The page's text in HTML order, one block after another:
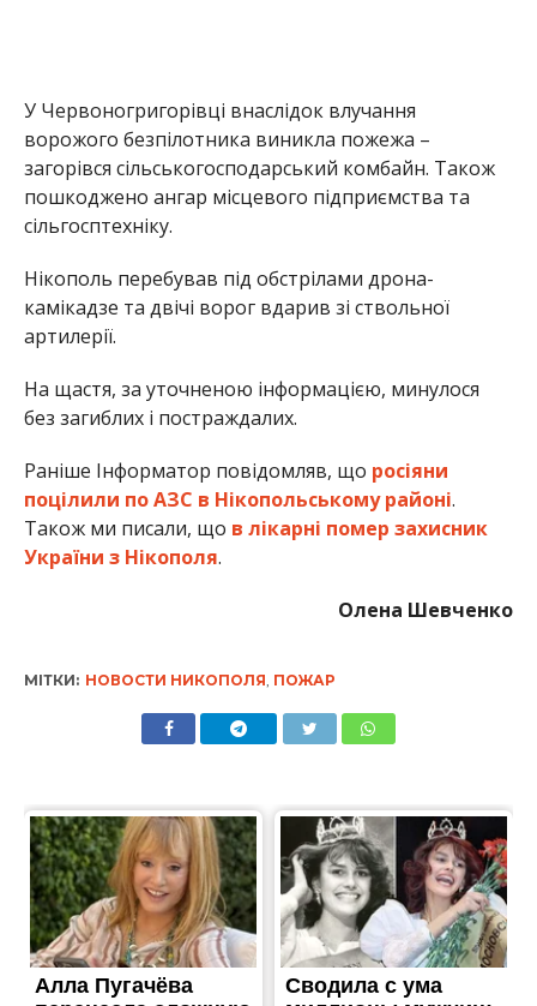
У Червоногригорівці внаслідок влучання
ворожого безпілотника виникла пожежа –
загорівся сільськогосподарський комбайн. Також
пошкоджено ангар місцевого підприємства та
сільгосптехніку.
Нікополь перебував під обстрілами дрона-
камікадзе та двічі ворог вдарив зі ствольної
артилерії.
На щастя, за уточненою інформацією, минулося
без загиблих і постраждалих.
Раніше Інформатор повідомляв, що росіяни
поцілили по АЗС в Нікопольському районі.
Також ми писали, що в лікарні помер захисник
України з Нікополя.
Олена Шевченко
МІТКИ: НОВОСТИ НИКОПОЛЯ ПОЖАР